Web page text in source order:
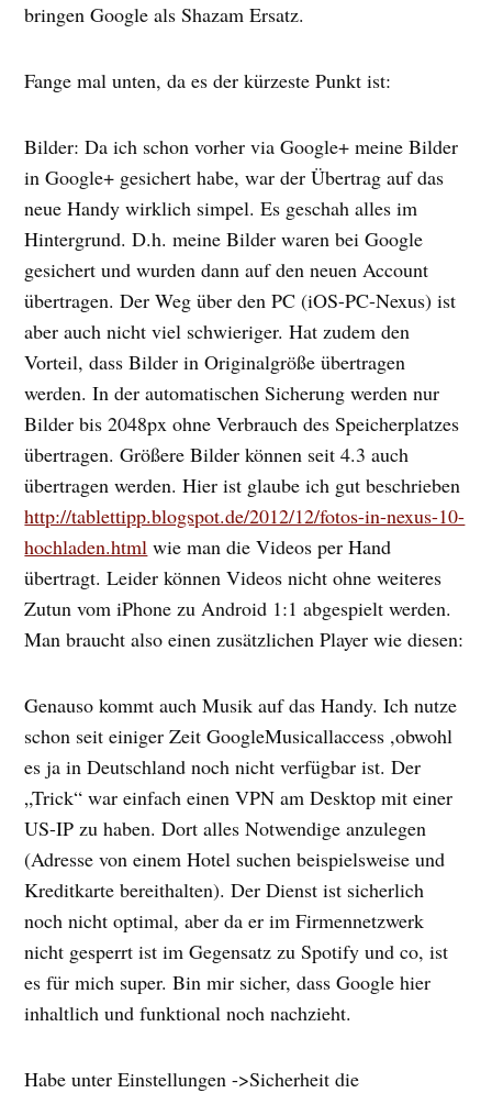
bringen Google als Shazam Ersatz.
Fange mal unten, da es der kürzeste Punkt ist:
Bilder: Da ich schon vorher via Google+ meine Bilder
in Google+ gesichert habe, war der Übertrag auf das
neue Handy wirklich simpel. Es geschah alles im
Hintergrund. D.h. meine Bilder waren bei Google
gesichert und wurden dann auf den neuen Account
übertragen. Der Weg über den PC (iOS-PC-Nexus) ist
aber auch nicht viel schwieriger. Hat zudem den
Vorteil, dass Bilder in Originalgröße übertragen
werden. In der automatischen Sicherung werden nur
Bilder bis 2048px ohne Verbrauch des Speicherplatzes
übertragen. Größere Bilder können seit 4.3 auch
übertragen werden. Hier ist glaube ich gut beschrieben
http://tablettipp.blogspot.de/2012/12/fotos-in-nexus-10-
hochladen.html wie man die Videos per Hand
übertragt. Leider können Videos nicht ohne weiteres
Zutun vom iPhone zu Android 1:1 abgespielt werden.
Man braucht also einen zusätzlichen Player wie diesen:
Genauso kommt auch Musik auf das Handy. Ich nutze
schon seit einiger Zeit GoogleMusicallaccess ,obwohl
es ja in Deutschland noch nicht verfügbar ist. Der
„Trick“ war einfach einen VPN am Desktop mit einer
US-IP zu haben. Dort alles Notwendige anzulegen
(Adresse von einem Hotel suchen beispielsweise und
Kreditkarte bereithalten). Der Dienst ist sicherlich
noch nicht optimal, aber da er im Firmennetzwerk
nicht gesperrt ist im Gegensatz zu Spotify und co, ist
es für mich super. Bin mir sicher, dass Google hier
inhaltlich und funktional noch nachzieht.
Habe unter Einstellungen ->Sicherheit die